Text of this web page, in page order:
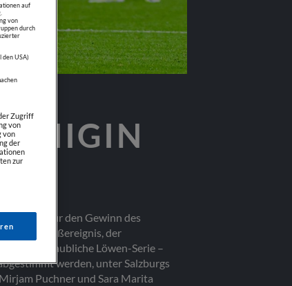
Basis für den Gewinn des
Großereignis, der
ihre unglaubliche Löwen-Serie –
werden, unter Salzburgs
Puchner und Sara Marita
auf
von
durch
USA)
Zugriff
von
von
der
zur